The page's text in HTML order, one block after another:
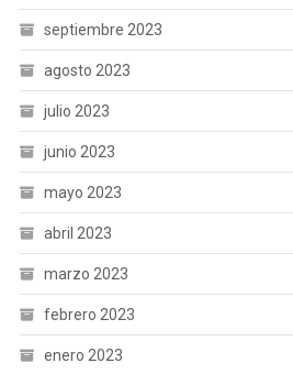
septiembre 2023
agosto 2023
julio 2023
junio 2023
mayo 2023
abril 2023
marzo 2023
febrero 2023
enero 2023